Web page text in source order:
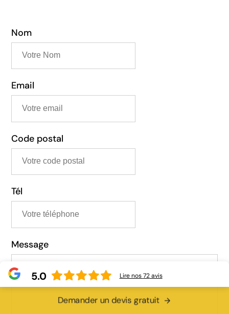
Nom
Email
Code postal
Tél
Message
Demander un devis gratuit
5.0 Lire nos72avis